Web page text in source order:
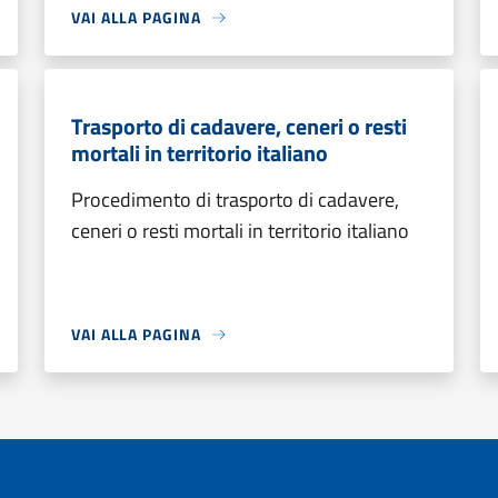
VAI ALLA PAGINA
Trasporto di cadavere, ceneri o resti
mortali in territorio italiano
Procedimento di trasporto di cadavere,
ceneri o resti mortali in territorio italiano
VAI ALLA PAGINA